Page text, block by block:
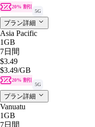
20% 割引
5G
プラン詳細
Asia Pacific
1GB
7日間
$3.49
$3.49/GB
20% 割引
5G
プラン詳細
Vanuatu
1GB
7日間